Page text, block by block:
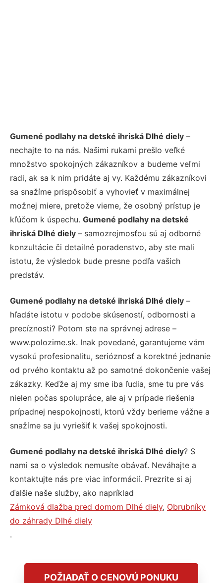
Gumené podlahy na detské ihriská Dlhé diely –
nechajte to na nás. Našimi rukami prešlo veľké
množstvo spokojných zákazníkov a budeme veľmi
radi, ak sa k nim pridáte aj vy. Každému zákazníkovi
sa snažíme prispôsobiť a vyhovieť v maximálnej
možnej miere, pretože vieme, že osobný prístup je
kľúčom k úspechu. Gumené podlahy na detské
ihriská Dlhé diely – samozrejmosťou sú aj odborné
konzultácie či detailné poradenstvo, aby ste mali
istotu, že výsledok bude presne podľa vašich
predstáv.
Gumené podlahy na detské ihriská Dlhé diely –
hľadáte istotu v podobe skúseností, odbornosti a
precíznosti? Potom ste na správnej adrese –
www.polozime.sk. Inak povedané, garantujeme vám
vysokú profesionalitu, serióznosť a korektné jednanie
od prvého kontaktu až po samotné dokončenie vašej
zákazky. Keďže aj my sme iba ľudia, sme tu pre vás
nielen počas spolupráce, ale aj v prípade riešenia
prípadnej nespokojnosti, ktorú vždy berieme vážne a
snažíme sa ju vyriešiť k vašej spokojnosti.
Gumené podlahy na detské ihriská Dlhé diely? S
nami sa o výsledok nemusíte obávať. Neváhajte a
kontaktujte nás pre viac informácií. Prezrite si aj
ďalšie naše služby, ako napríklad
Zámková dlažba pred domom Dlhé diely, Obrubníky
do záhrady Dlhé diely
.
POŽIADAŤ O CENOVÚ PONUKU